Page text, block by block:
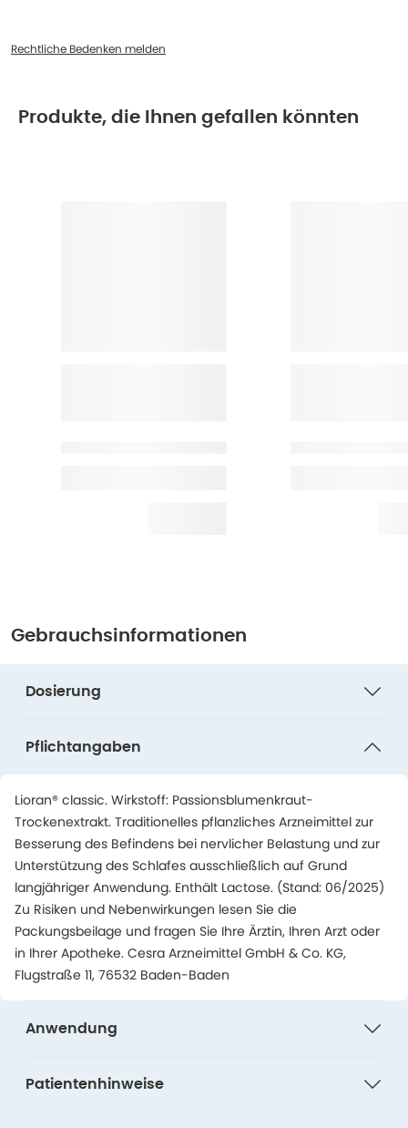
Rechtliche Bedenken melden
Produkte, die Ihnen gefallen könnten
Gebrauchsinformationen
Dosierung
Pflichtangaben
Lioran® classic. Wirkstoff: Passionsblumenkraut-
Trockenextrakt. Traditionelles pflanzliches Arzneimittel zur
Besserung des Befindens bei nervlicher Belastung und zur
Unterstützung des Schlafes ausschließlich auf Grund
langjähriger Anwendung. Enthält Lactose. (Stand: 06/2025)
Zu Risiken und Nebenwirkungen lesen Sie die
Packungsbeilage und fragen Sie Ihre Ärztin, Ihren Arzt oder
in Ihrer Apotheke. Cesra Arzneimittel GmbH & Co. KG,
Flugstraße 11, 76532 Baden-Baden
Anwendung
Patientenhinweise